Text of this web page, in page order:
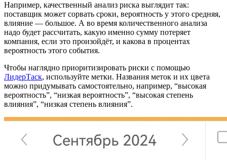
Например, качественный анализ риска выглядит так:
поставщик может сорвать сроки, вероятность у этого средняя,
влияние — большое. А во время количественного анализа
надо будет рассчитать, какую именно сумму потеряет
компания, если это произойдёт, и какова в процентах
вероятность этого события.
Чтобы наглядно приоритизировать риски с помощью
ЛидерТаск, используйте метки. Названия меток и их цвета
можно придумывать самостоятельно, например, “высокая
вероятность”, “низкая вероятность”, “высокая степень
влияния”, “низкая степень влияния”.